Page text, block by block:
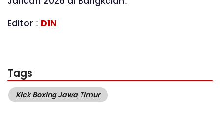
Editor : D1N
Tags
Kick Boxing Jawa Timur